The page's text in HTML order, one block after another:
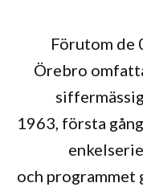
Förutom de
Örebro
1963, första
och programmet